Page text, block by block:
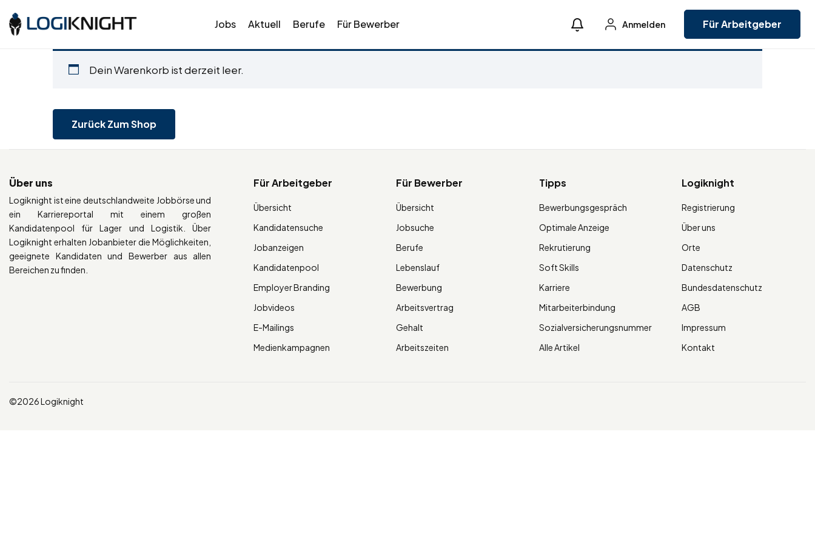
Jobs Aktuell Berufe Für Bewerber Anmelden Für Arbeitgeber
Dein Warenkorb ist derzeit leer.
Zurück Zum Shop
Über uns
Logiknight ist eine deutschlandweite Jobbörse und
ein Karriereportal mit einem großen
Kandidatenpool für Lager und Logistik. Über
Logiknight erhalten Jobanbieter die Möglichkeiten,
geeignete Kandidaten und Bewerber aus allen
Bereichen zu finden.
Für Arbeitgeber
Übersicht
Kandidatensuche
Jobanzeigen
Kandidatenpool
Employer Branding
Jobvideos
E-Mailings
Medienkampagnen
Für Bewerber
Übersicht
Jobsuche
Berufe
Lebenslauf
Bewerbung
Arbeitsvertrag
Gehalt
Arbeitszeiten
Tipps
Bewerbungsgespräch
Optimale Anzeige
Rekrutierung
Soft Skills
Karriere
Mitarbeiterbindung
Sozialversicherungsnummer
Alle Artikel
Logiknight
Registrierung
Über uns
Orte
Datenschutz
Bundesdatenschutz
AGB
Impressum
Kontakt
©2026 Logiknight